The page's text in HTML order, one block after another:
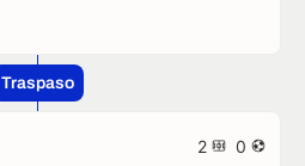
Traspaso
2 0